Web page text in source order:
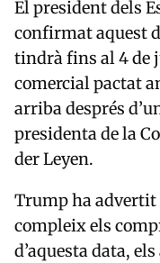
El president dels
confirmat aquest
tindrà fins al 4 de
comercial pactat
arriba després
presidenta de la
der Leyen.
Trump ha advertit
compleix els
d’aquesta data,